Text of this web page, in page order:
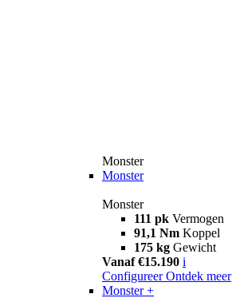
Monster
Monster
Monster
111 pk Vermogen
91,1 Nm Koppel
175 kg Gewicht
Vanaf €15.190 i
Configureer Ontdek meer
Monster +